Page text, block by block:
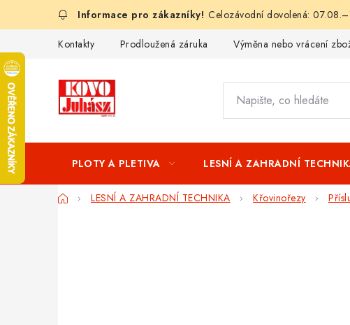
Celozávodní dovolená:
Kontakty Prodloužená záruka Výměna nebo vrácení
PLOTY A PLETIVA LESNÍ A ZAHRADNÍ
DomůLESNÍ A ZAHRADNÍ TECHNIKA Křovinořezy